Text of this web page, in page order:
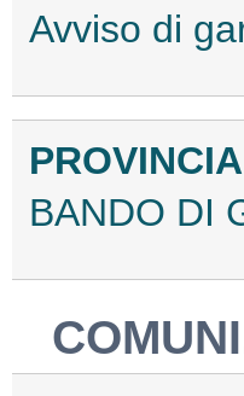
Avviso di
BANDO DI